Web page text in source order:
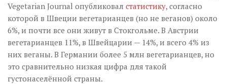
Vegetarian Journal опубликовал статистику, согласно
которой в Швеции вегетарианцев (но не веганов) около
6%, и почти все они живут в Стокгольме. В Австрии
вегетарианцев 11%, в Швейцарии — 14%, и всего 4% из
них веганы. В Германии более 5 млн вегетарианцев, но
это сравнительно низкая цифра для такой
густонаселённой страны.